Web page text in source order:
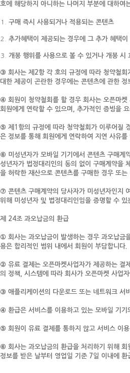
호에 해당하지 아니하는 나머지 부분에 대하여
구매 즉시 사용되거나 적용되는 콘텐츠
추가혜택이 제공되는 경우에 그 추가 혜택이
개봉 행위를 사용으로 볼 수 있거나 개봉 시
③ 회사는 제2항 각 호의 규정에 따라 청약철회
대한 제공이 곤란한 경우에는 콘텐츠에 관한
④ 회원이 청약철회를 할 경우 회사는 오픈마켓
회원에게 연락할 수 있으며, 추가적인 증빙을
⑤ 제1항의 규정에 따라 청약철회가 이루어질
은 정보를 통해 회원에게 연락하여 지연 사유를
⑥ 미성년자가 모바일 기기에서 콘텐츠 구매계
성년자가 법정대리인의 동의 없이 구매계약을
을 허락한 재산으로 콘텐츠를 구매한 경우 또
⑦ 콘텐츠 구매계약의 당사자가 미성년자인지
위해 미성년자 및 법정대리인임을 증명할 수
제 24조 과오납금의 환급
① 회사는 과오납금이 발생하는 경우 과오납금
용은 합리적인 범위 내에서 회원이 부담합니다.
② 유료 결제는 오픈마켓사업자가 제공하는 결
의 정책, 시스템에 따라 회사가 오픈마켓 사업
③ 애플리케이션의 다운로드 또는 네트워크 서
④ 환급은 서비스를 이용하고 있는 모바일 기기
⑤ 회원이 유료 결제를 통하지 않고 서비스 이
⑥ 회사는 과오납금의 환급을 처리하기 위해 회
정보를 받은 날부터 영업일 기준 7일 이내에 환